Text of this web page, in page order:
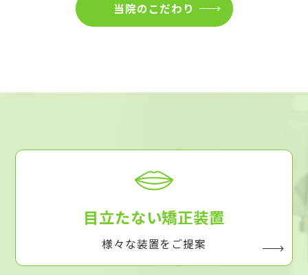
当院のこだわり
目立たない矯正装置
様々な装置をご提案